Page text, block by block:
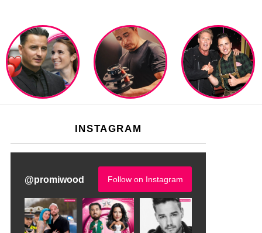
INSTAGRAM
@promiwood Follow on Instagram